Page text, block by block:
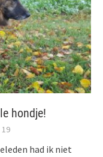
hondje!
19
had ik niet